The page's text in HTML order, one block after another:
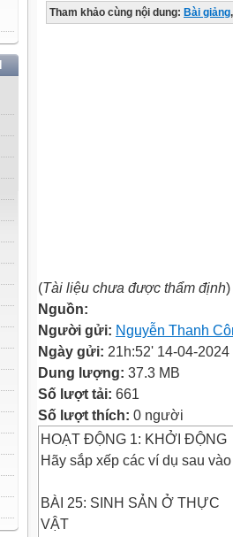
Tham khảo cùng nội dung: Bài giảng,
(Tài liệu chưa được thẩm định)
Nguồn:
Người gửi: Nguyễn Thanh
Ngày gửi: 21h:52' 14-04-2024
Dung lượng: 37.3 MB
Số lượt tải: 661
Số lượt thích: 0 người
HOẠT ĐỘNG 1: KHỞI ĐỘNG
Hãy sắp xếp các ví dụ sau
BÀI 25: SINH SẢN Ở THỰC
VẬT